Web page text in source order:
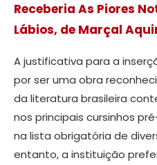
Receberia As Piores
Lábios, de Marçal
A justificativa para a
por ser uma obra
da literatura brasileira
nos principais cursinhos
na lista obrigatória de
entanto, a instituição